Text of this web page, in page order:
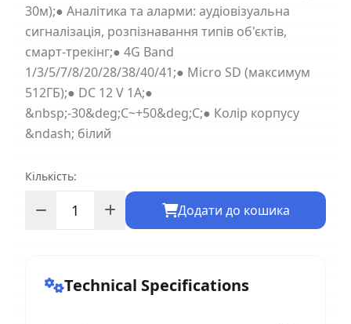
30м);● Аналітика та аларми: аудіовізуальна
сигналізація, розпізнавання типів об'єктів,
смарт-трекінг;● 4G Band
1/3/5/7/8/20/28/38/40/41;● Micro SD (максимум
512ГБ);● DC 12 V 1А;●
&nbsp;-30&deg;C~+50&deg;C;● Колір корпусу
&ndash; білий
Кількість:
Додати до кошика
Technical Specifications